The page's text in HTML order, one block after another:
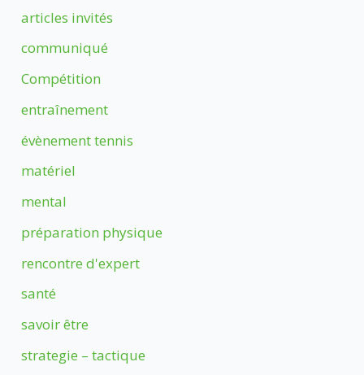
articles invités
communiqué
Compétition
entraînement
évènement tennis
matériel
mental
préparation physique
rencontre d'expert
santé
savoir être
strategie – tactique